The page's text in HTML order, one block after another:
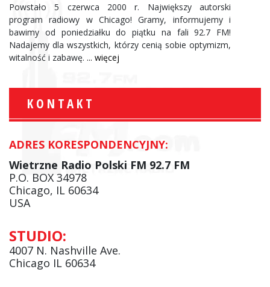
Powstało 5 czerwca 2000 r. Największy autorski
program radiowy w Chicago! Gramy, informujemy i
bawimy od poniedziałku do piątku na fali 92.7 FM!
Nadajemy dla wszystkich, którzy cenią sobie optymizm,
witalność i zabawę. ... więcej
KONTAKT
ADRES KORESPONDENCYJNY:
Wietrzne Radio Polski FM 92.7 FM
P.O. BOX 34978
Chicago, IL 60634
USA
STUDIO:
4007 N. Nashville Ave.
Chicago IL 60634